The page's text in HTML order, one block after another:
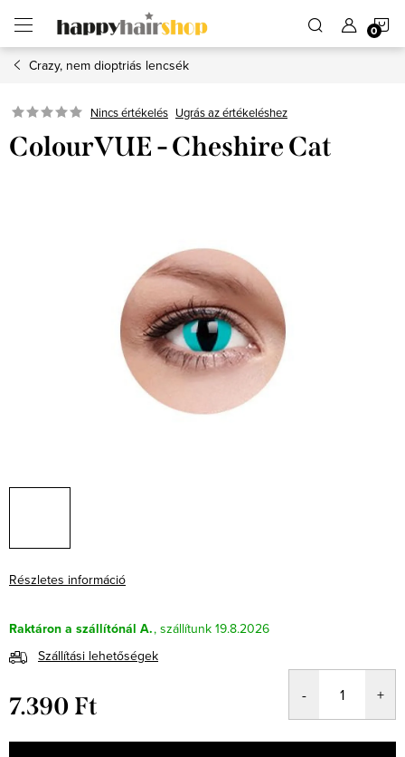
fő
tartalomhozCrazy, nem dioptriás lencsék
Nincs értékelés Ugrás az értékeléshez
ColourVUE - Cheshire Cat
Részletes információ
Raktáron a szállítónál A.
19.8.2026
Szállítási lehetőségek
7.390 Ft